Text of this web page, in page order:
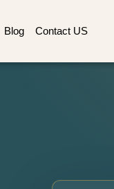
Blog Contact US